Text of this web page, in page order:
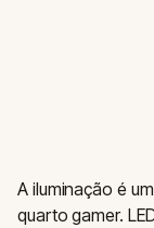
A iluminação é
quarto gamer.